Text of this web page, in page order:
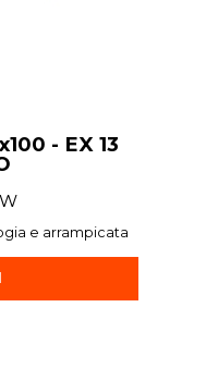
- EX 13
e arrampicata